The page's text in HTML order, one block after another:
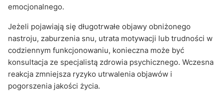
emocjonalnego.
Jeżeli pojawiają się długotrwałe objawy obniżonego
nastroju, zaburzenia snu, utrata motywacji lub trudności w
codziennym funkcjonowaniu, konieczna może być
konsultacja ze specjalistą zdrowia psychicznego. Wczesna
reakcja zmniejsza ryzyko utrwalenia objawów i
pogorszenia jakości życia.